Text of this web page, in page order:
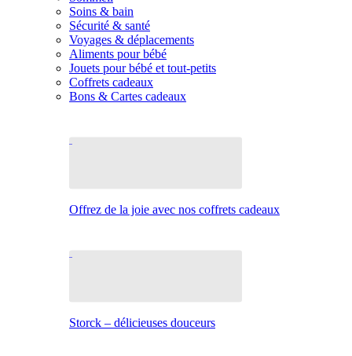
Soins & bain
Sécurité & santé
Voyages & déplacements
Aliments pour bébé
Jouets pour bébé et tout-petits
Coffrets cadeaux
Bons & Cartes cadeaux
Offrez de la joie avec nos coffrets cadeaux
Storck – délicieuses douceurs